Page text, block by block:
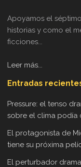
Apoyamos el
historias y como el
ficciones...
Leer más...
Entradas
Pressure: el tenso
sobre el clima podía
El protagonista de
tiene su próxima
El perturbador